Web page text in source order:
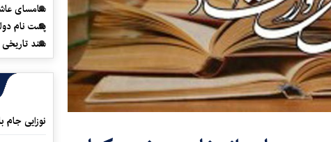
سامسای
پشت نام
سند
نوزایی جام